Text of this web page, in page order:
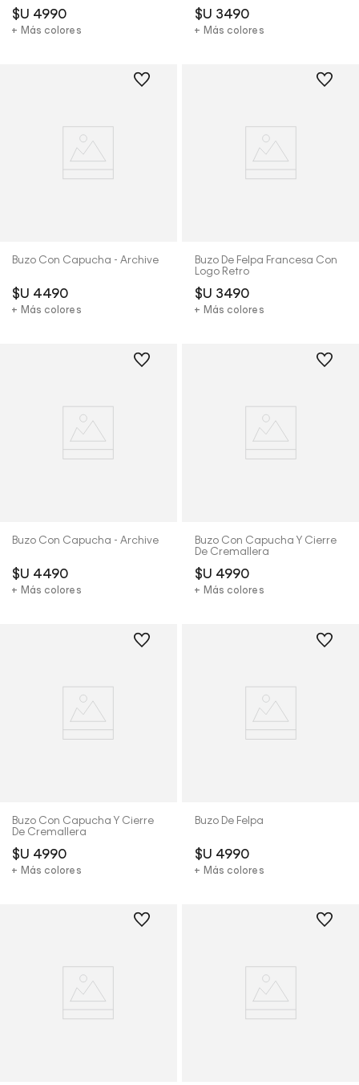
$U 4990
+ Más colores
$U 3490
+ Más colores
Buzo Con Capucha - Archive
$U 4490
+ Más colores
Buzo De Felpa Francesa Con
Logo Retro
$U 3490
+ Más colores
Buzo Con Capucha - Archive
$U 4490
+ Más colores
Buzo Con Capucha Y Cierre
De Cremallera
$U 4990
+ Más colores
Buzo Con Capucha Y Cierre
De Cremallera
$U 4990
+ Más colores
Buzo De Felpa
$U 4990
+ Más colores